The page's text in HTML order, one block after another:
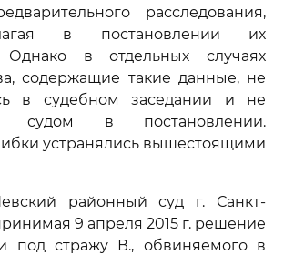
расследования,
в постановлении их
Однако в отдельных случаях
содержащие такие данные, не
в судебном заседании и не
судом в постановлении.
устранялись вышестоящими
районный суд г. Санкт-
9 апреля 2015 г. решение
под стражу В., обвиняемого в